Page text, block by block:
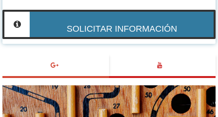
SOLICITAR INFORMACIÓN